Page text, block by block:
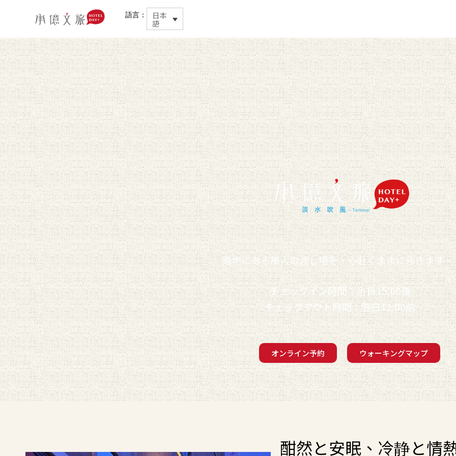
語言： 日本
語
路地にある旅人の渡し場を、心赴くままに歩きます。
チェックイン時間：当日15:00後
チェックアウト時間：翌日12:00前
オンライン予約 ウォーキングマップ
酣然と安眠、冷静と情